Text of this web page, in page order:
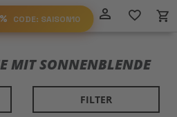
AUF ALLES!
CODE: SAISON10 person_outline favorite_border local_grocery_store
MIT SONNENBLENDE
FILTER